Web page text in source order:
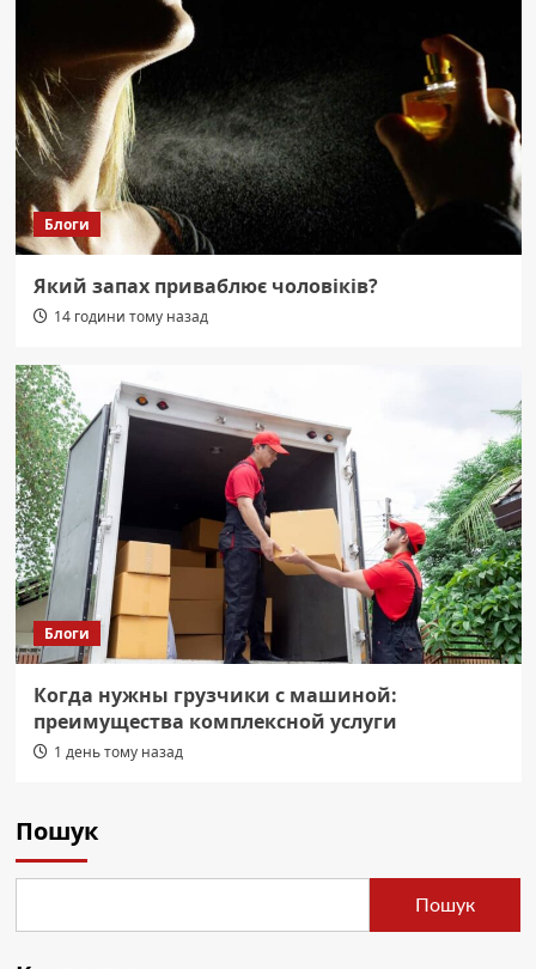
Блоги
Який запах приваблює чоловіків?
14 години тому назад
Блоги
Когда нужны грузчики с машиной:
преимущества комплексной услуги
1 день тому назад
Пошук
Пошук